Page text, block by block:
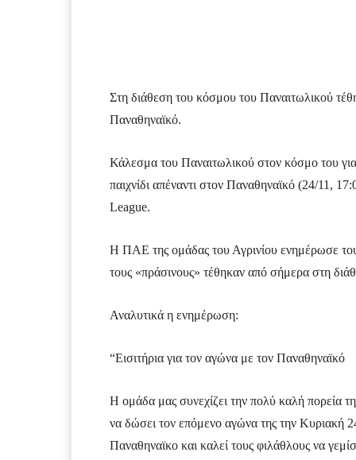
Στη διάθεση του κόσμου του Παναιτωλικού
Παναθηναϊκό.
Κάλεσμα του Παναιτωλικού στον κόσμο του
παιχνίδι απέναντι στον Παναθηναϊκό (24/11,
League.
Η ΠΑΕ της ομάδας του Αγρινίου ενημέρωσε
τους «πράσινους» τέθηκαν από σήμερα στη
Αναλυτικά η ενημέρωση:
“Εισιτήρια για τον αγώνα με τον Παναθηναϊκό
Η ομάδα μας συνεχίζει την πολύ καλή πορεία
να δώσει τον επόμενο αγώνα της την Κυριακή
Παναθηναϊκο και καλεί τους φιλάθλους να